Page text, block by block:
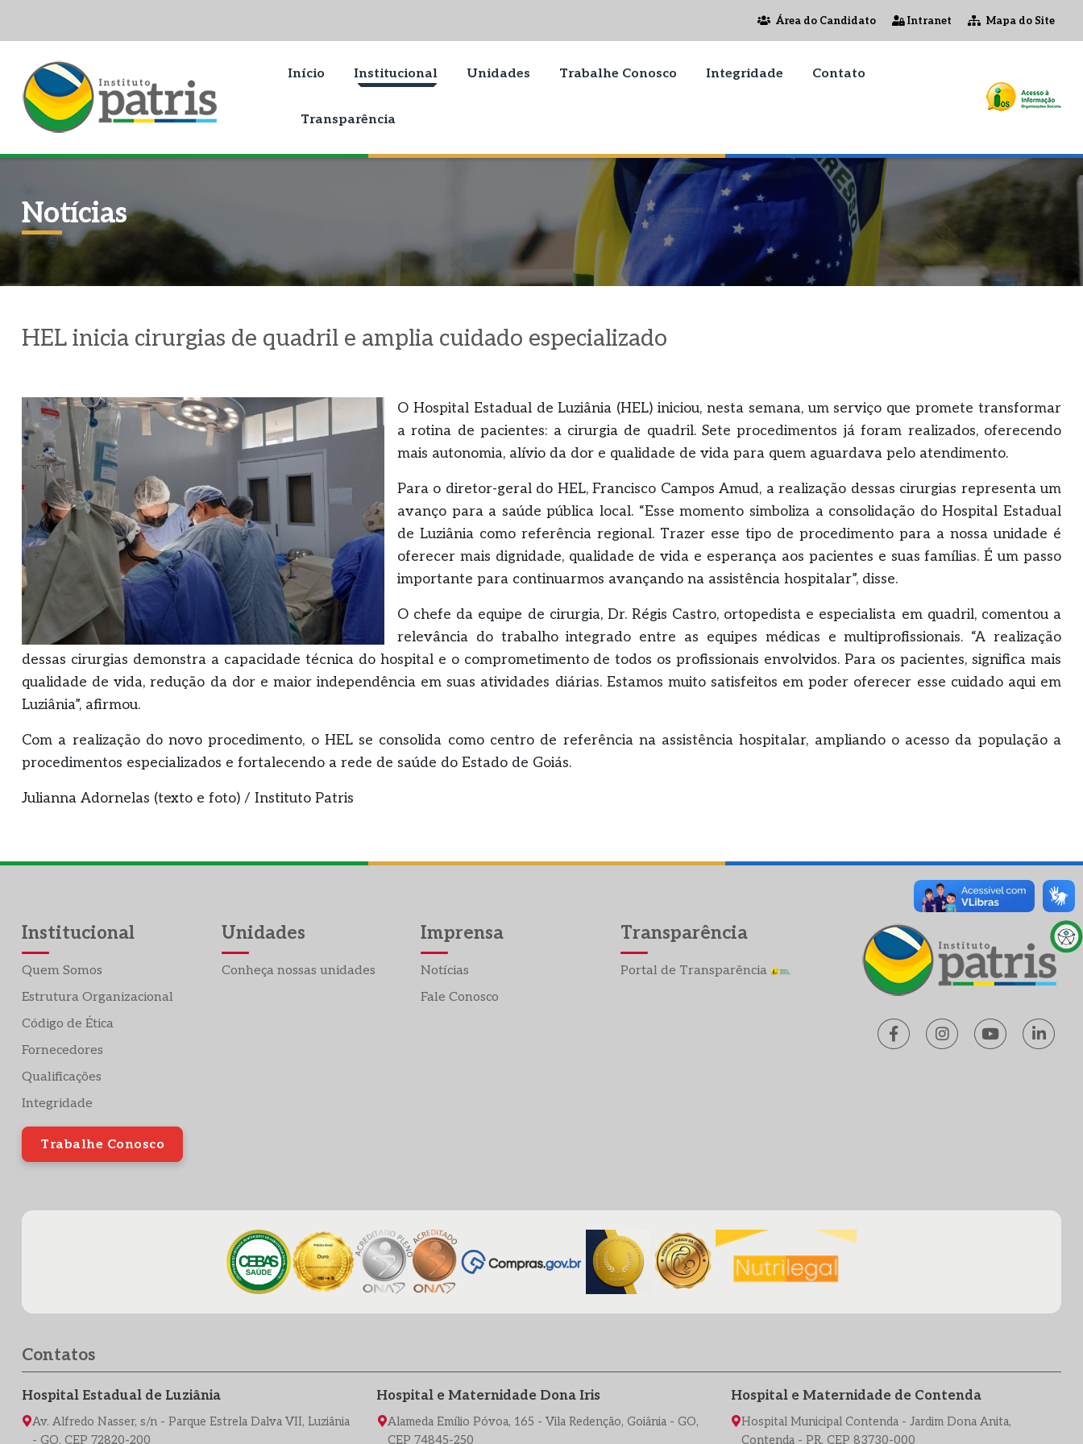
Área do Candidato Intranet Mapa do Site
Início Institucional Unidades Trabalhe Conosco Integridade Contato
Transparência
Notícias
HEL inicia cirurgias de quadril e amplia cuidado especializado
O Hospital Estadual de Luziânia (HEL) iniciou, nesta semana, um serviço que promete transformar
a rotina de pacientes: a cirurgia de quadril. Sete procedimentos já foram realizados, oferecendo
mais autonomia, alívio da dor e qualidade de vida para quem aguardava pelo atendimento.
Para o diretor-geral do HEL, Francisco Campos Amud, a realização dessas cirurgias representa um
avanço para a saúde pública local. “Esse momento simboliza a consolidação do Hospital Estadual
de Luziânia como referência regional. Trazer esse tipo de procedimento para a nossa unidade é
oferecer mais dignidade, qualidade de vida e esperança aos pacientes e suas famílias. É um passo
importante para continuarmos avançando na assistência hospitalar”, disse.
O chefe da equipe de cirurgia, Dr. Régis Castro, ortopedista e especialista em quadril, comentou a
relevância do trabalho integrado entre as equipes médicas e multiprofissionais. “A realização
dessas cirurgias demonstra a capacidade técnica do hospital e o comprometimento de todos os profissionais envolvidos. Para os pacientes, significa mais
qualidade de vida, redução da dor e maior independência em suas atividades diárias. Estamos muito satisfeitos em poder oferecer esse cuidado aqui em
Luziânia”, afirmou.
Com a realização do novo procedimento, o HEL se consolida como centro de referência na assistência hospitalar, ampliando o acesso da população a
procedimentos especializados e fortalecendo a rede de saúde do Estado de Goiás.
Julianna Adornelas (texto e foto) / Instituto Patris
Institucional
Quem Somos
Estrutura Organizacional
Código de Ética
Fornecedores
Qualificações
Integridade
Trabalhe Conosco
Unidades
Conheça nossas unidades
Imprensa
Notícias
Fale Conosco
Transparência
Portal de Transparência
Contatos
Hospital Estadual de Luziânia
Av. Alfredo Nasser, s/n - Parque Estrela Dalva VII, Luziânia
- GO, CEP 72820-200
Hospital e Maternidade Dona Iris
Alameda Emílio Póvoa, 165 - Vila Redenção, Goiânia - GO,
CEP 74845-250
Hospital e Maternidade de Contenda
Hospital Municipal Contenda - Jardim Dona Anita,
Contenda - PR, CEP 83730-000